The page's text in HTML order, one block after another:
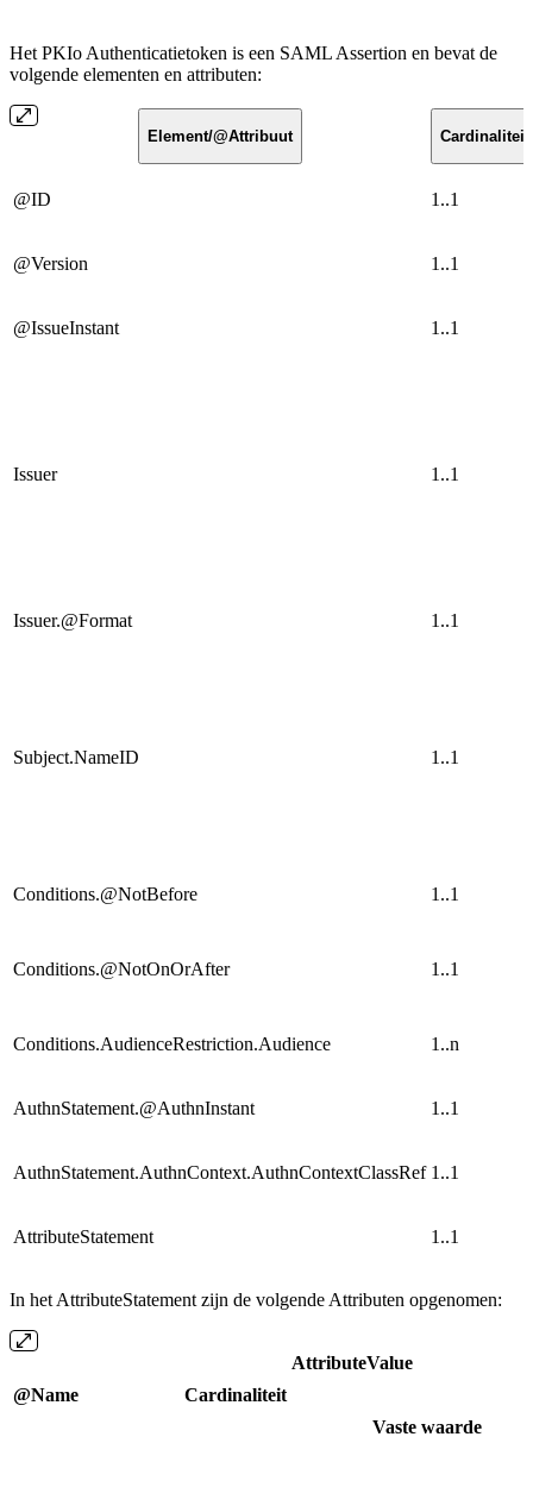
Het PKIo Authenticatietoken is een SAML Assertion en bevat de
volgende elementen en attributen:
Element/@Attribuut Cardinaliteit
@ID 1..1
@Version 1..1
@IssueInstant 1..1
Issuer 1..1
Issuer.@Format 1..1
Subject.NameID 1..1
Conditions.@NotBefore 1..1
Conditions.@NotOnOrAfter 1..1
Conditions.AudienceRestriction.Audience 1..n
AuthnStatement.@AuthnInstant 1..1
AuthnStatement.AuthnContext.AuthnContextClassRef 1..1
AttributeStatement 1..1
In het AttributeStatement zijn de volgende Attributen opgenomen:
@Name Cardinaliteit
AttributeValue
Vaste waarde